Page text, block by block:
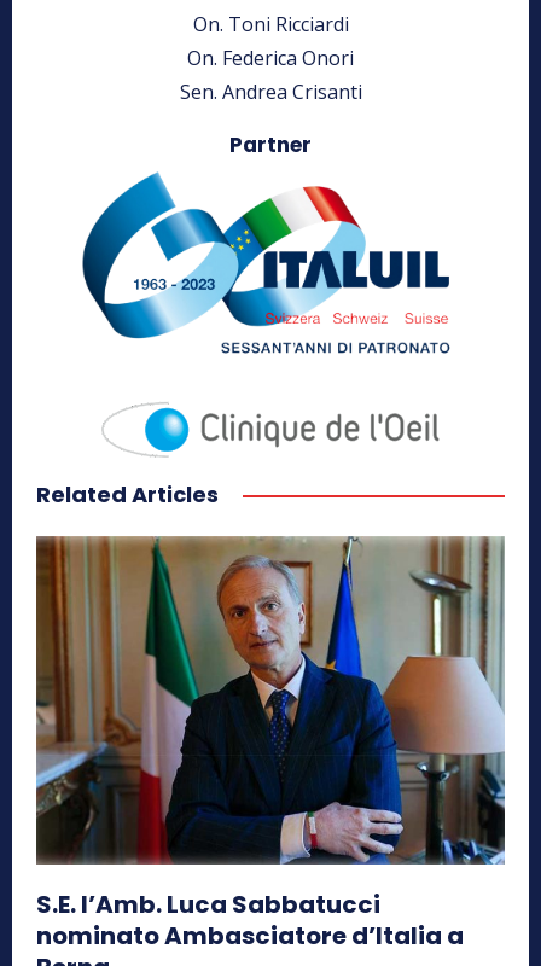
On. Toni Ricciardi
On. Federica Onori
Sen. Andrea Crisanti
Partner
Related Articles
S.E. l’Amb. Luca Sabbatucci
nominato Ambasciatore d’Italia a